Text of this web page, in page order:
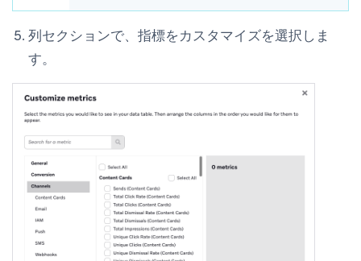
列セクションで、 指標をカスタマイズを選択しま
す。